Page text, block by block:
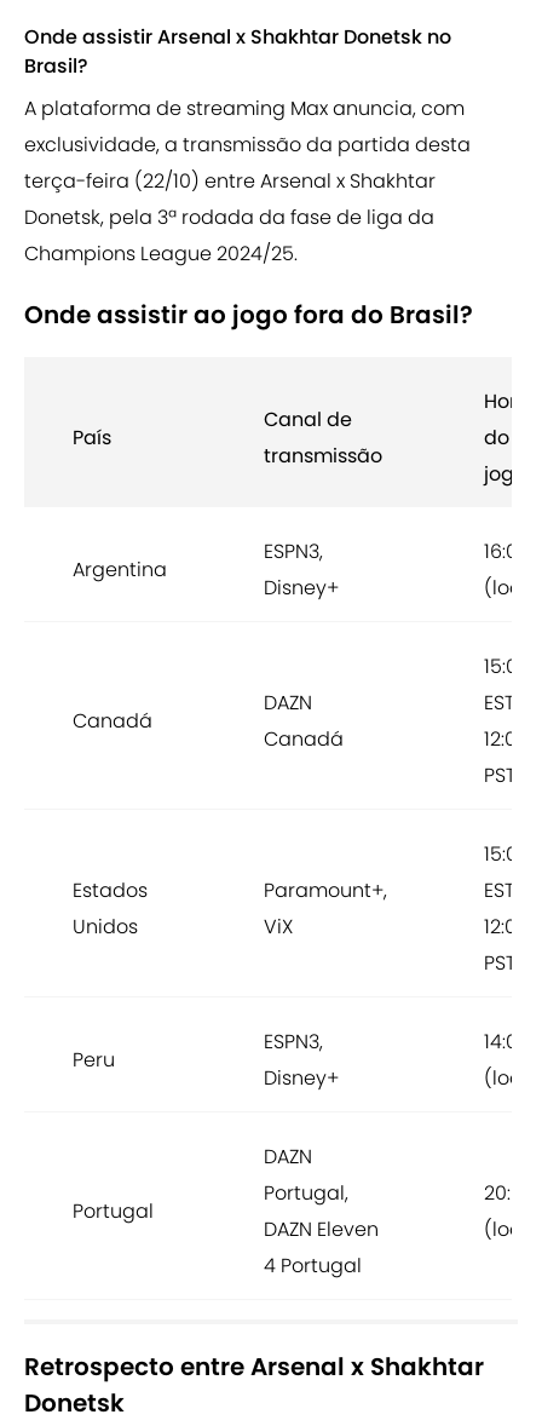
Onde assistir Arsenal x Shakhtar Donetsk no
Brasil?
A plataforma de streaming Max anuncia, com
exclusividade, a transmissão da partida desta
terça-feira (22/10) entre Arsenal x Shakhtar
Donetsk, pela 3ª rodada da fase de liga da
Champions League 2024/25.
Onde assistir ao jogo fora do Brasil?
País
Canal de
transmissão
do
jogo
Argentina
ESPN3,
Disney+
16:00
Canadá
DAZN
Canadá
15:00
EST |
12:00
PST
Estados
Unidos
Paramount+,
ViX
15:00
EST |
12:00
PST
Peru
ESPN3,
Disney+
14:00
Portugal
DAZN
Portugal,
DAZN Eleven
4 Portugal
20:00
Retrospecto entre Arsenal x Shakhtar
Donetsk